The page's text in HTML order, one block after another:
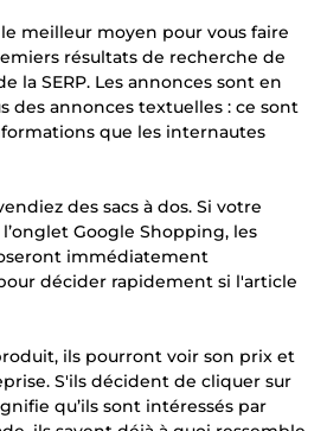
meilleur moyen pour vous faire
résultats de recherche de
la SERP. Les annonces sont en
des annonces textuelles : ce sont
que les internautes
des sacs à dos. Si votre
Google Shopping, les
immédiatement
décider rapidement si l'article
ils pourront voir son prix et
S'ils décident de cliquer sur
qu’ils sont intéressés par